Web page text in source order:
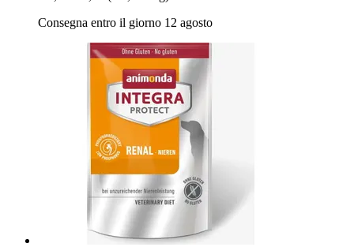
Consegna entro il giorno 12 agosto